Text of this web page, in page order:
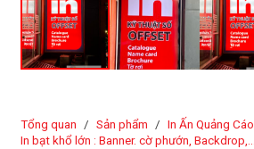
Tổng quan / Sản phẩm / In Ấn Quảng Cáo
In bạt khổ lớn : Banner. cờ phướn, Backdrop,...